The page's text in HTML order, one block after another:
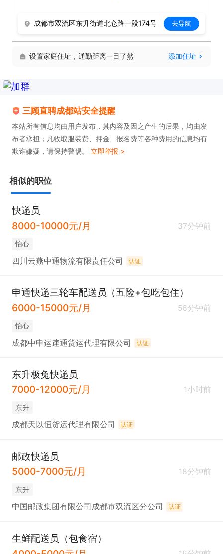
成都市双流区东升街道北仓路一段174号 去导航
设置家庭住址，通勤距离一目了然 添加住址
三顾直聘成都站安全提醒
本站所有信息均由用户发布，其内容及因之产生的后果，均由发
布者承担；凡收取服装费、押金、报名费等各种费用的信息均有
欺诈嫌疑，请保持警惕。 立即举报 >
相似的职位
快递员
8000-10000元/月
37分钟前
怡心
四川云燕中通物流有限责任公司 认证
申通快递三轮车配送员（五险+包吃包住）
6000-15000元/月
56分钟前
怡心
成都中申运速通货运代理有限公司 认证
东升极兔快递员
7000-12000元/月
1小时前
东升
成都天以恒货运代理有限公司 认证
邮政快递员
5000-7000元/月
18分钟前
东升
中国邮政集团有限公司成都市双流区分公司 认证
生鲜配送员（包食宿）